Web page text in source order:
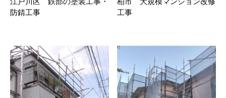
防錆工事
工事